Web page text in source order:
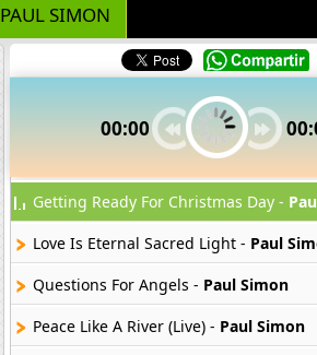
PAUL SIMON
00:00
Getting Ready For Christmas Day -
Love Is Eternal Sacred Light - Paul
Questions For Angels - Paul Simon
Peace Like A River (Live) - Paul Simon